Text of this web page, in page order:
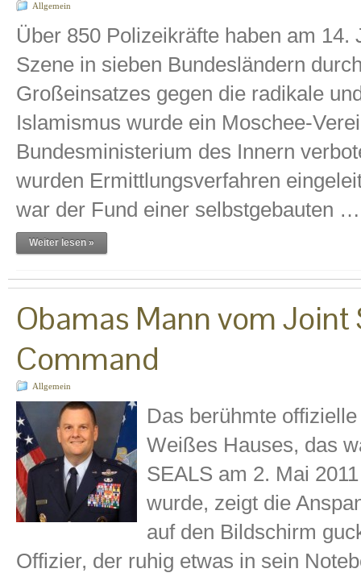
Allgemein
Über 850 Polizeikräfte haben am
Szene in sieben Bundesländern
Großeinsatzes gegen die radikale
Islamismus wurde ein Moschee-
Bundesministerium des Innern
wurden Ermittlungsverfahren
war der Fund einer selbstgebauten …
Weiter lesen »
Obamas Mann vom Joint
Command
Allgemein
Das berühmte
Weißes Hauses, das
SEALS am 2. Mai
wurde, zeigt die
auf den Bildschirm
Offizier, der ruhig etwas in sein